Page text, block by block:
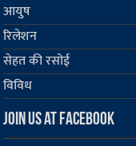
आयुष
रिलेशन
सेहत की रसोई
विविध
Join us at Facebook